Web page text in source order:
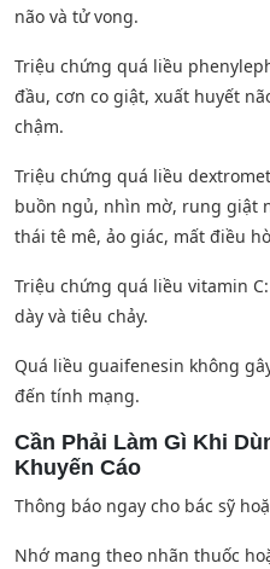
não và tử vong.
Triệu chứng quá liều
đầu, cơn co giật, xuất huyết
chậm.
Triệu chứng quá liều
buồn ngủ, nhìn mờ, rung giật
thái tê mê, ảo giác, mất điều
Triệu chứng quá liều vitamin
dày và tiêu chảy.
Quá liều guaifenesin không
đến tính mạng.
Cần Phải Làm Gì Khi
Khuyến Cáo
Thông báo ngay cho bác sỹ
Nhớ mang theo nhãn thuốc